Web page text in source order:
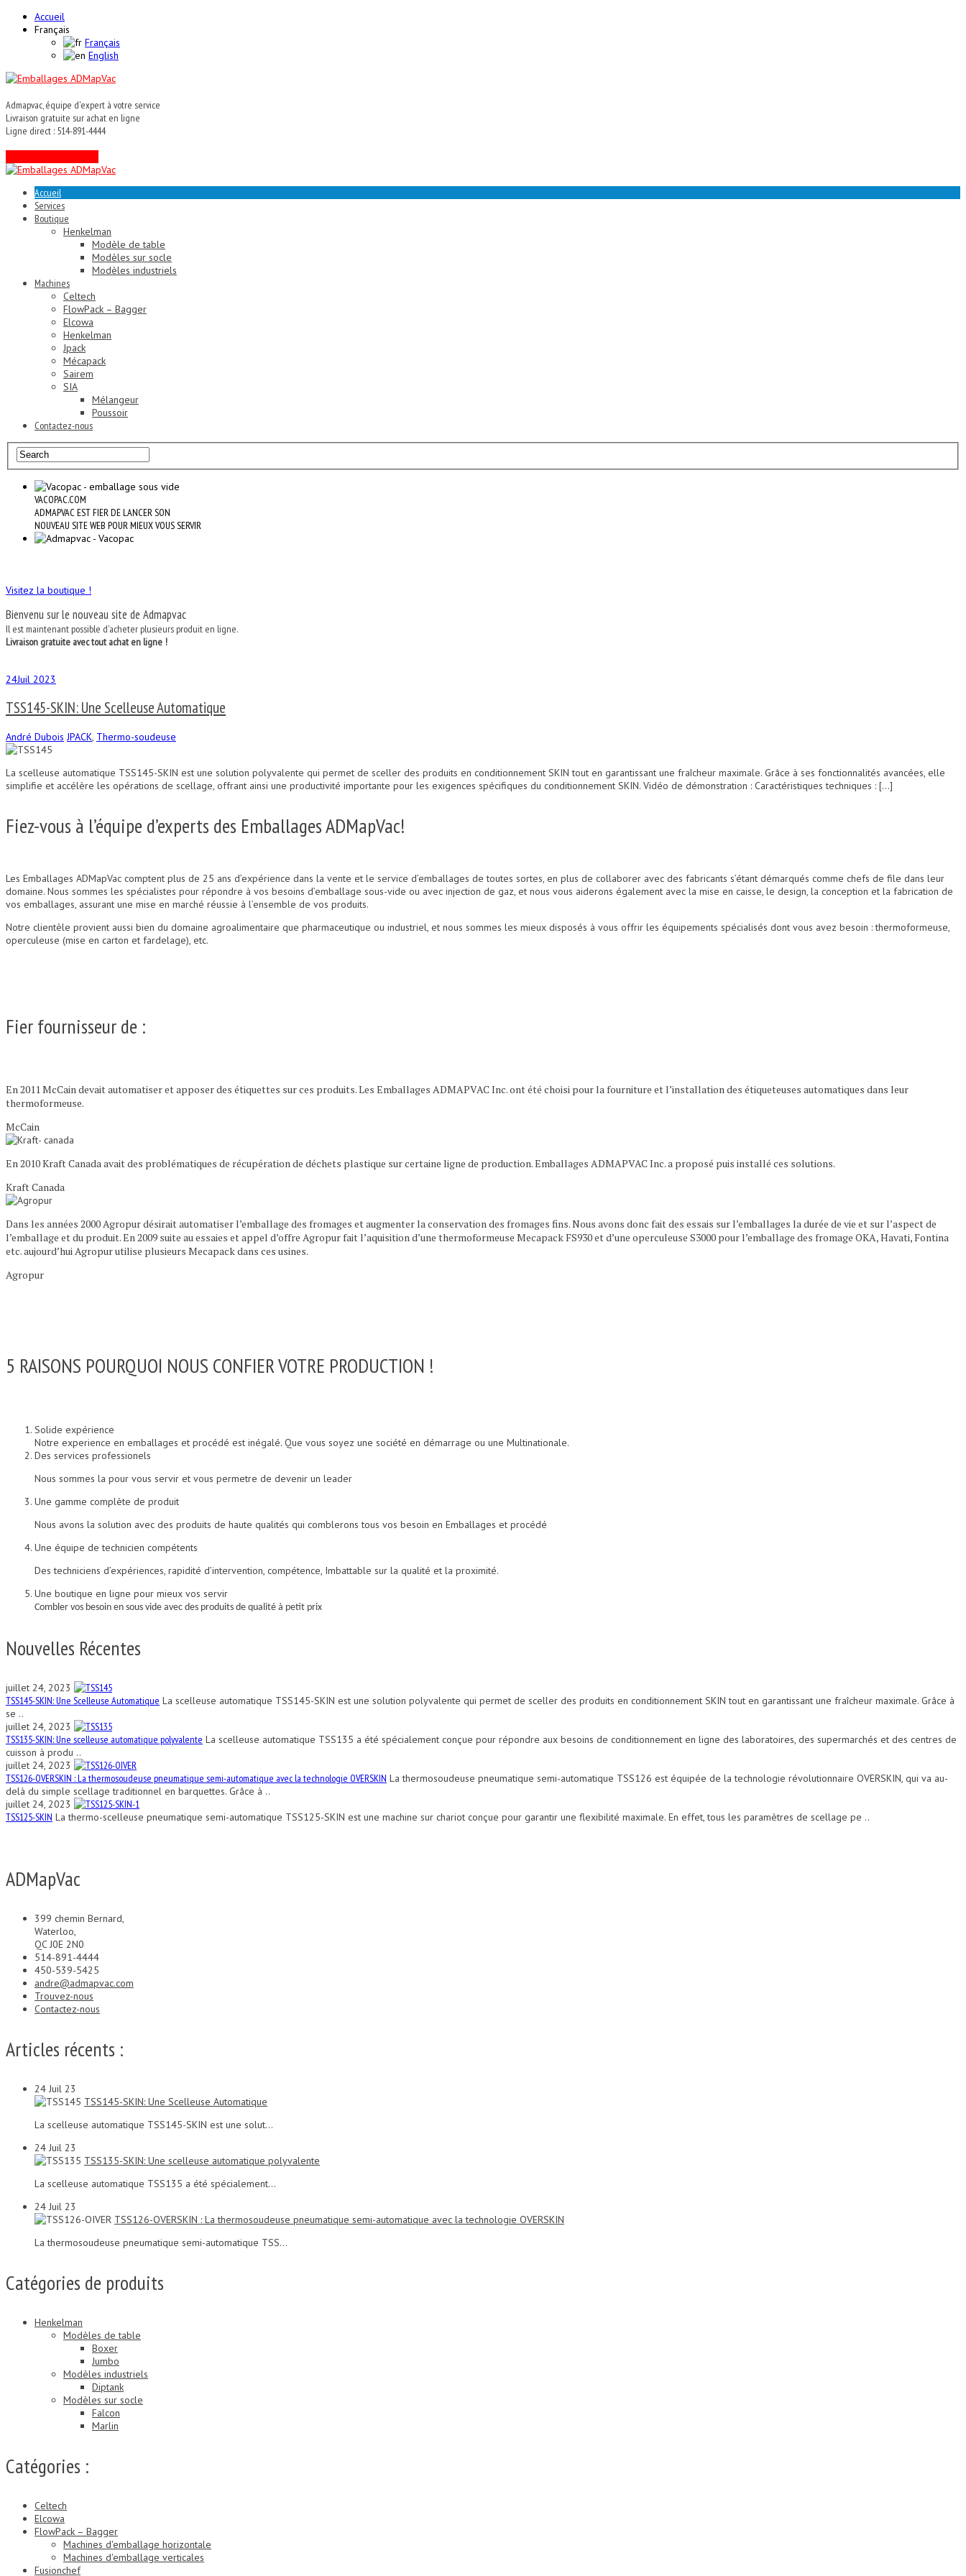
Accueil
Français
Français
English
Admapvac, équipe d'expert à votre service
Livraison gratuite sur achat en ligne
Ligne direct : 514-891-4444
Accueil
Services
Boutique
Henkelman
Modèle de table
Modèles sur socle
Modèles industriels
Machines
Celtech
FlowPack – Bagger
Elcowa
Henkelman
Jpack
Mécapack
Sairem
SIA
Mélangeur
Poussoir
Contactez-nous
VACOPAC.COM
ADMAPVAC EST FIER DE LANCER SON
NOUVEAU SITE WEB POUR MIEUX VOUS SERVIR
Visitez la boutique !
Bienvenu sur le nouveau site de Admapvac
Il est maintenant possible d'acheter plusieurs produit en ligne.
Livraison gratuite avec tout achat en ligne !
24Juil 2023
TSS145-SKIN: Une Scelleuse Automatique
André Dubois JPACK, Thermo-soudeuse
La scelleuse automatique TSS145-SKIN est une solution polyvalente qui permet de sceller des produits en conditionnement SKIN tout en garantissant une fraîcheur maximale. Grâce à ses fonctionnalités avancées, elle
simplifie et accélère les opérations de scellage, offrant ainsi une productivité importante pour les exigences spécifiques du conditionnement SKIN. Vidéo de démonstration : Caractéristiques techniques : […]
Fiez-vous à l’équipe d’experts des Emballages ADMapVac!
Les Emballages ADMapVac comptent plus de 25 ans d’expérience dans la vente et le service d’emballages de toutes sortes, en plus de collaborer avec des fabricants s’étant démarqués comme chefs de file dans leur
domaine. Nous sommes les spécialistes pour répondre à vos besoins d’emballage sous-vide ou avec injection de gaz, et nous vous aiderons également avec la mise en caisse, le design, la conception et la fabrication de
vos emballages, assurant une mise en marché réussie à l’ensemble de vos produits.
Notre clientèle provient aussi bien du domaine agroalimentaire que pharmaceutique ou industriel, et nous sommes les mieux disposés à vous offrir les équipements spécialisés dont vous avez besoin : thermoformeuse,
operculeuse (mise en carton et fardelage), etc.
Fier fournisseur de :
En 2011 McCain devait automatiser et apposer des étiquettes sur ces produits. Les Emballages ADMAPVAC Inc. ont été choisi pour la fourniture et l’installation des étiqueteuses automatiques dans leur
thermoformeuse.
McCain
En 2010 Kraft Canada avait des problématiques de récupération de déchets plastique sur certaine ligne de production. Emballages ADMAPVAC Inc. a proposé puis installé ces solutions.
Kraft Canada
Dans les années 2000 Agropur désirait automatiser l’emballage des fromages et augmenter la conservation des fromages fins. Nous avons donc fait des essais sur l’emballages la durée de vie et sur l’aspect de
l’emballage et du produit. En 2009 suite au essaies et appel d’offre Agropur fait l’aquisition d’une thermoformeuse Mecapack FS930 et d’une operculeuse S3000 pour l’emballage des fromage OKA, Havati, Fontina
etc. aujourd’hui Agropur utilise plusieurs Mecapack dans ces usines.
Agropur
5 RAISONS POURQUOI NOUS CONFIER VOTRE PRODUCTION !
Solide expérience
Notre experience en emballages et procédé est inégalé. Que vous soyez une société en démarrage ou une Multinationale.
Des services professionels
Nous sommes la pour vous servir et vous permetre de devenir un leader
Une gamme complète de produit
Nous avons la solution avec des produits de haute qualités qui comblerons tous vos besoin en Emballages et procédé
Une équipe de technicien compétents
Des techniciens d’expériences, rapidité d’intervention, compétence, Imbattable sur la qualité et la proximité.
Une boutique en ligne pour mieux vos servir
Combler vos besoin en sous vide avec des produits de qualité à petit prix
Nouvelles Récentes
juillet 24, 2023
TSS145-SKIN: Une Scelleuse Automatique La scelleuse automatique TSS145-SKIN est une solution polyvalente qui permet de sceller des produits en conditionnement SKIN tout en garantissant une fraîcheur maximale. Grâce à
se ..
juillet 24, 2023
TSS135-SKIN: Une scelleuse automatique polyvalente La scelleuse automatique TSS135 a été spécialement conçue pour répondre aux besoins de conditionnement en ligne des laboratoires, des supermarchés et des centres de
cuisson à produ ..
juillet 24, 2023
TSS126-OVERSKIN : La thermosoudeuse pneumatique semi-automatique avec la technologie OVERSKIN La thermosoudeuse pneumatique semi-automatique TSS126 est équipée de la technologie révolutionnaire OVERSKIN, qui va au-
delà du simple scellage traditionnel en barquettes. Grâce à ..
juillet 24, 2023
TSS125-SKIN La thermo-scelleuse pneumatique semi-automatique TSS125-SKIN est une machine sur chariot conçue pour garantir une flexibilité maximale. En effet, tous les paramètres de scellage pe ..
ADMapVac
399 chemin Bernard,
Waterloo,
QC J0E 2N0
514-891-4444
450-539-5425
andre@admapvac.com
Trouvez-nous
Contactez-nous
Articles récents :
24 Juil 23
TSS145-SKIN: Une Scelleuse Automatique
La scelleuse automatique TSS145-SKIN est une solut...
24 Juil 23
TSS135-SKIN: Une scelleuse automatique polyvalente
La scelleuse automatique TSS135 a été spécialement...
24 Juil 23
TSS126-OVERSKIN : La thermosoudeuse pneumatique semi-automatique avec la technologie OVERSKIN
La thermosoudeuse pneumatique semi-automatique TSS...
Catégories de produits
Henkelman
Modèles de table
Boxer
Jumbo
Modèles industriels
Diptank
Modèles sur socle
Falcon
Marlin
Catégories :
Celtech
Elcowa
FlowPack – Bagger
Machines d'emballage horizontale
Machines d'emballage verticales
Fusionchef